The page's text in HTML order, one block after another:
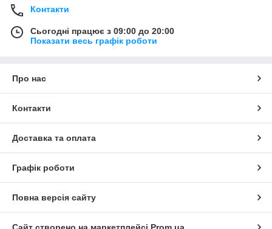
Контакти
Сьогодні працює з 09:00 до 20:00
Показати весь графік роботи
Про нас
Контакти
Доставка та оплата
Графік роботи
Повна версія сайту